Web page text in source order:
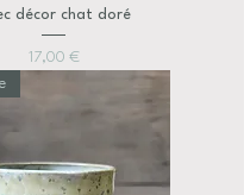
décor chat doré
Prix
17,00 €